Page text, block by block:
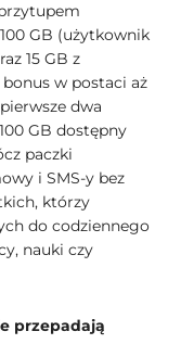
GB (użytkownik
15 GB z
bonus w postaci aż
dwa
GB dostępny
paczki
i SMS-y bez
którzy
do codziennego
nauki czy
przepadają